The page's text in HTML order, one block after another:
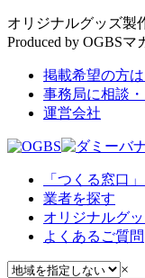
オリジナルグッズ製
Produced by OGBSマ
掲載希望の方
事務局に相談
運営会社
「つくる窓口
業者を探す
オリジナルグ
よくあるご質問
×